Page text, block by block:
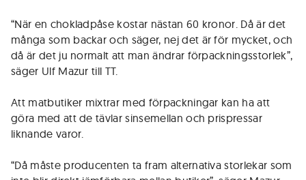
“När en chokladpåse kostar nästan 60 kronor. Då är det
många som backar och säger, nej det är för mycket, och
då är det ju normalt att man ändrar förpackningsstorlek”,
säger Ulf Mazur till TT.
Att matbutiker mixtrar med förpackningar kan ha att
göra med att de tävlar sinsemellan och prispressar
liknande varor.
“Då måste producenten ta fram alternativa storlekar som